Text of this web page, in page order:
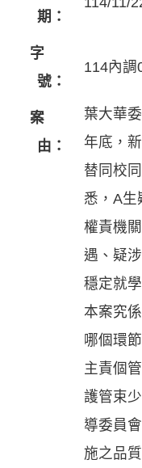
期：
字
號：
114內調
案
由：
葉大華
年底，
替同校
悉，A生
權責機
遇、疑
穩定就
本案究
哪個環
主責個
護管束
導委員
施之品